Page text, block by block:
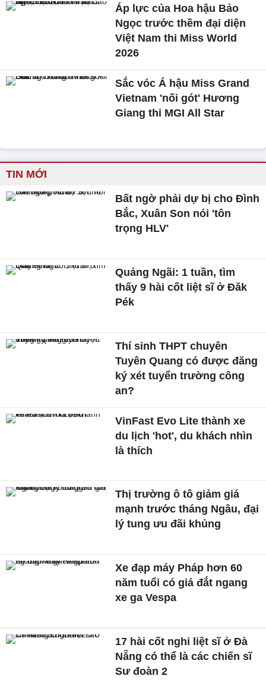
Áp lực của Hoa hậu Bảo
Ngọc trước thềm đại diện
Việt Nam thi Miss World
2026
Sắc vóc Á hậu Miss Grand
Vietnam 'nối gót' Hương
Giang thi MGI All Star
TIN MỚI
Bất ngờ phải dự bị cho Đình
Bắc, Xuân Son nói 'tôn
trọng HLV'
Quảng Ngãi: 1 tuần, tìm
thấy 9 hài cốt liệt sĩ ở Đăk
Pék
Thí sinh THPT chuyên
Tuyên Quang có được đăng
ký xét tuyển trường công
an?
VinFast Evo Lite thành xe
du lịch 'hot', du khách nhìn
là thích
Thị trường ô tô giảm giá
mạnh trước tháng Ngâu, đại
lý tung ưu đãi khủng
Xe đạp máy Pháp hơn 60
năm tuổi có giá đắt ngang
xe ga Vespa
17 hài cốt nghi liệt sĩ ở Đà
Nẵng có thể là các chiến sĩ
Sư đoàn 2